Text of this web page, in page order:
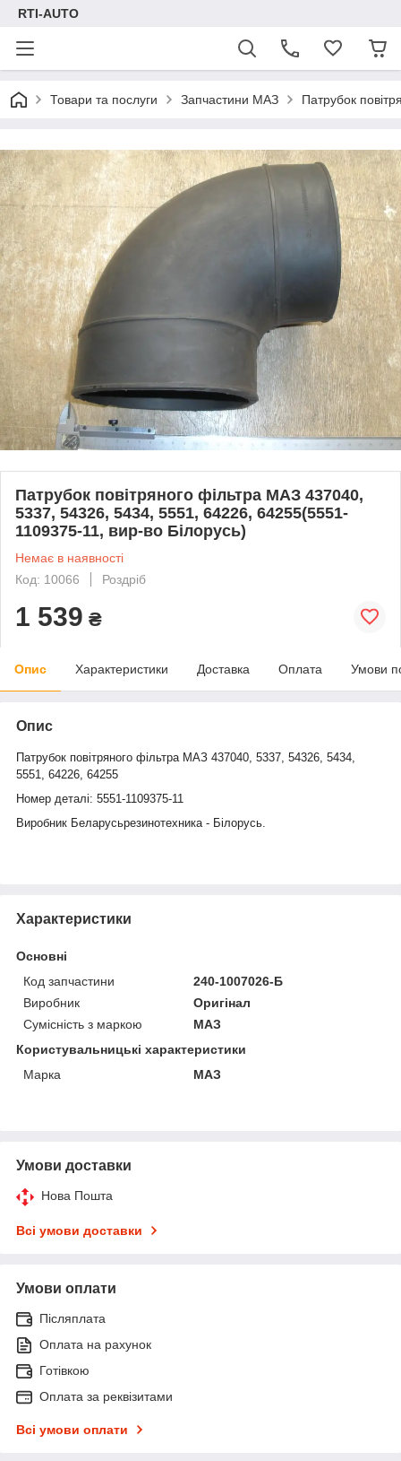
RTI-AUTO
Товари та послуги Запчастини МАЗ Патрубок
Патрубок повітряного фільтра МАЗ 437040,
5337, 54326, 5434, 5551, 64226, 64255(5551-
1109375-11, вир-во Білорусь)
Немає в наявності
Код: 10066
Роздріб
1 539 ₴
Опис Характеристики Доставка Оплата Умови
Опис
Патрубок повітряного фільтра МАЗ 437040, 5337, 54326, 5434,
5551, 64226, 64255
Номер деталі: 5551-1109375-11
Виробник Беларусьрезинотехника - Білорусь.
Характеристики
Основні
Код запчастини
240-1007026-Б
Виробник
Оригінал
Сумісність з маркою
МАЗ
Користувальницькі характеристики
Марка
МАЗ
Умови доставки
Нова Пошта
Всі умови доставки
Умови оплати
Післяплата
Оплата на рахунок
Готівкою
Оплата за реквізитами
Всі умови оплати